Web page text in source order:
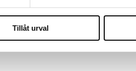
Tillåt urval